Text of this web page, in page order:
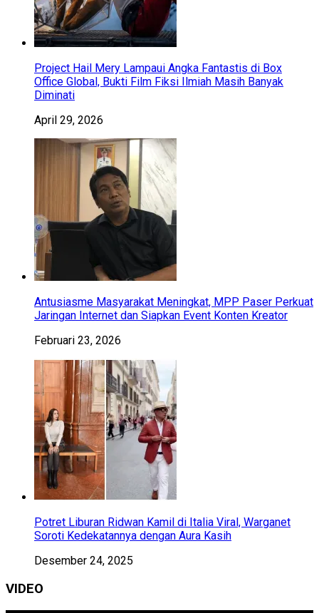
Project Hail Mery Lampaui Angka Fantastis di Box
Office Global, Bukti Film Fiksi Ilmiah Masih Banyak
Diminati
April 29, 2026
Antusiasme Masyarakat Meningkat, MPP Paser Perkuat
Jaringan Internet dan Siapkan Event Konten Kreator
Februari 23, 2026
Potret Liburan Ridwan Kamil di Italia Viral, Warganet
Soroti Kedekatannya dengan Aura Kasih
Desember 24, 2025
VIDEO